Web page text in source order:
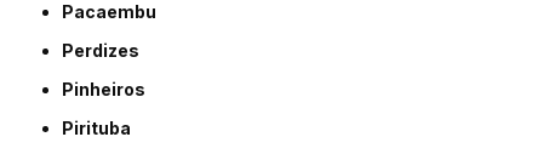
Pacaembu
Perdizes
Pinheiros
Pirituba